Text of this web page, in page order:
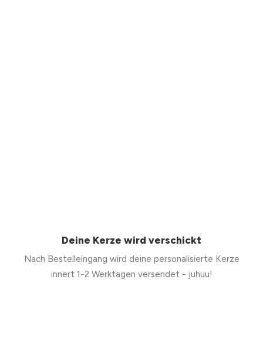
Deine Kerze wird verschickt
Nach Bestelleingang wird deine personalisierte Kerze
innert 1-2 Werktagen versendet - juhuu!